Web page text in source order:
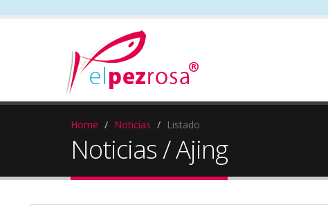
Home Noticias Listado
Noticias / Ajing